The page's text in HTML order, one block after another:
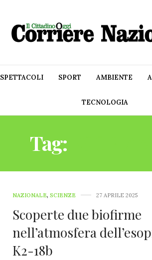
SPETTACOLI SPORT AMBIENTE
TECNOLOGIA
Tag:
NAZIONALE, SCIENZE 27 APRILE 2025
Scoperte due biofirme
nell’atmosfera
K2-18b